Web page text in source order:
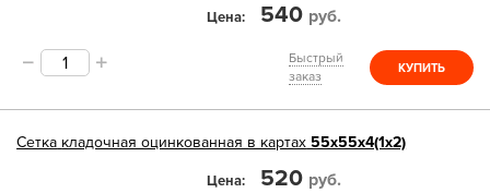
Цена 540 руб.
Быстрый
заказ
КУПИТЬ
Сетка кладочная оцинкованная в картах 55х55х4(1х2)
Цена 520 руб.